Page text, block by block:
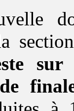
sur